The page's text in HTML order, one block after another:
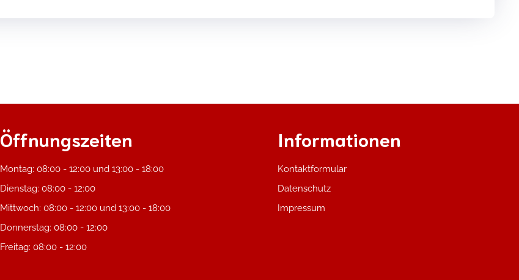
Öffnungszeiten
Montag: 08:00 - 12:00 und 13:00 - 18:00
Dienstag: 08:00 - 12:00
Mittwoch: 08:00 - 12:00 und 13:00 - 18:00
Donnerstag: 08:00 - 12:00
Freitag: 08:00 - 12:00
Informationen
Kontaktformular
Datenschutz
Impressum